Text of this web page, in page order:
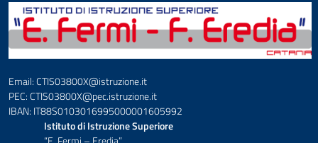
Email: CTIS03800X@istruzione.it
PEC: CTIS03800X@pec.istruzione.it
IBAN: IT88S0103016995000001605992
Istituto di Istruzione Superiore